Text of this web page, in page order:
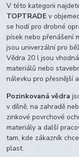
V této kategorii
TOPTRADE v
se hodí pro drobné
písek nebo přenášení
jsou univerzální pro
Vědra 20 l jsou
materiálů nebo
nálevku pro přesnější
Pozinkovaná vědra
v dílně, na zahradě
zinkové povrchové
materiály a další
tam, kde zákazník
plast.